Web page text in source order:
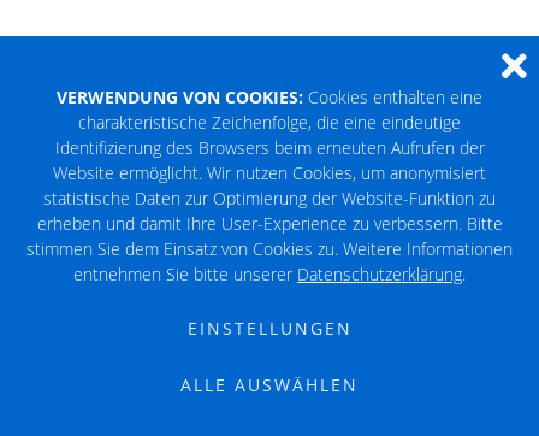
© 2023 TV Burgholzhausen 1893 e.V.
Impressum Datenschutz
VERWENDUNG VON COOKIES: Cookies enthalten eine
charakteristische Zeichenfolge, die eine eindeutige
Identifizierung des Browsers beim erneuten Aufrufen der
Website ermöglicht. Wir nutzen Cookies, um anonymisiert
statistische Daten zur Optimierung der Website-Funktion zu
erheben und damit Ihre User-Experience zu verbessern. Bitte
stimmen Sie dem Einsatz von Cookies zu. Weitere Informationen
entnehmen Sie bitte unserer Datenschutzerklärung.
EINSTELLUNGEN
ALLE AUSWÄHLEN